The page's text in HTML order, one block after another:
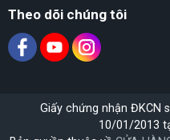
Theo dõi chúng tôi
Giấy chứng nhận ĐKCN
10/01/2013